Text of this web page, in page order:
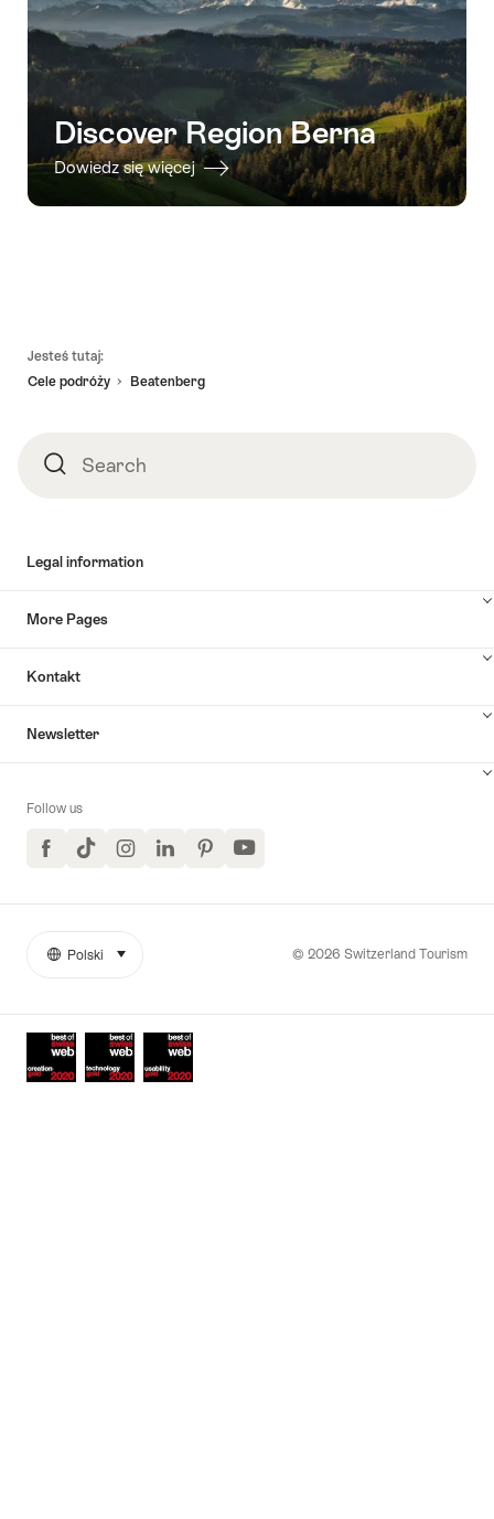
Discover Region Berna
Dowiedz się więcej
Jesteś tutaj:
Cele podróży
Beatenberg
SearchSearch
Legal information
More Pages
Kontakt
Newsletter
Follow us
FacebookTikTokInstagramLinkedInPinterestYouTube
Awards
More
© 2026 Switzerland Tourism
Język
Polski select (click to display)